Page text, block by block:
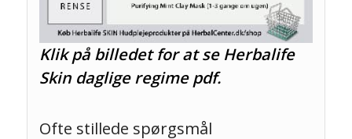
Klik på billedet for at se Herbalife
Skin daglige regime pdf.
Ofte stillede spørgsmål